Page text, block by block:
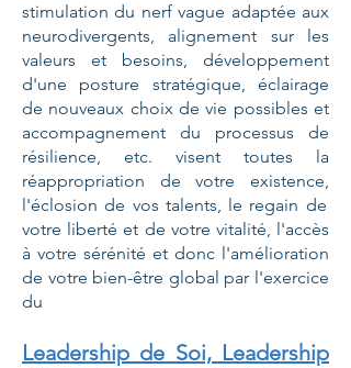
stimulation du nerf vague adaptée aux
neurodivergents, alignement sur les
valeurs et besoins, développement
d'une posture stratégique, éclairage
de nouveaux choix de vie possibles et
accompagnement du processus de
résilience, etc. visent toutes la
réappropriation de votre existence,
l'éclosion de vos talents, le regain de
votre liberté et de votre vitalité, l'accès
à votre sérénité et donc l'amélioration
de votre bien-être global par l'exercice
du
Leadership de Soi, Leadership